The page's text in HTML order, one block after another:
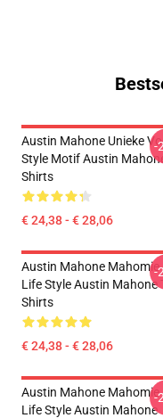
Austin Mahone Unieke
Style Motif Austin
Shirts
€ 24,38 - € 28,06
-
Austin Mahone Mahomie
Life Style Austin Mahone T-
Shirts
€ 24,38 - € 28,06
-
Austin Mahone Mahomie
Life Style Austin Mahone
-